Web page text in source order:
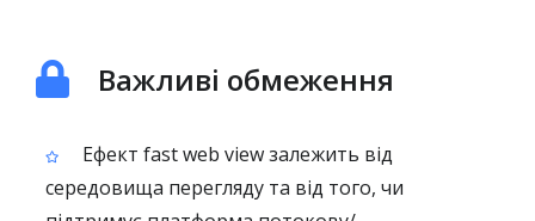
Важливі обмеження
Ефект fast web view залежить від
середовища перегляду та від того, чи